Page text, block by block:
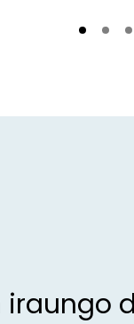
iraungo